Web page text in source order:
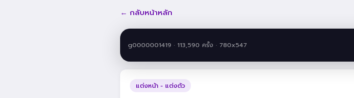
← กลับหน้าหลัก
g0000001419 · 113,590 ครั้ง · 780x547
แต่งหน้า - แต่งตัว